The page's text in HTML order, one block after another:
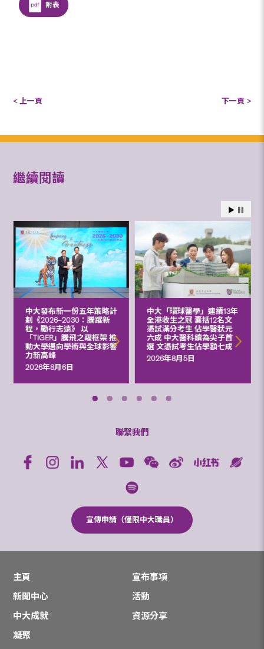
附表
< 上一頁 下一頁 >
繼續閱讀
中大發布新一份五年策略計
劃《2026‒2030：騰躍新
程，勵行志遠》 以
「TIGER」騰飛之躍框架 推
動大學邁向學術與全球影響
力新高峰
2026年8月6日
中大「環球醫學」連續13年
全港收生之冠 囊括12名文
憑試滿分考生 佔學醫狀元
六成 中大醫科續為尖子首
選 文憑試考生佔學額七成
2026年8月5日
聯繫我們
宣傳申請（僅限中大職員）
主頁
宣布事項
新聞中心
活動
中大成就
資源分享
凝聚